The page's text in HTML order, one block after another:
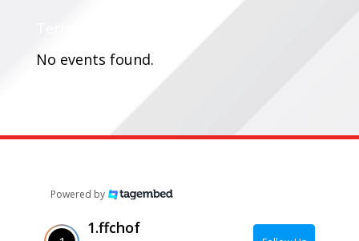
No events found.
Powered by
1.ffchof